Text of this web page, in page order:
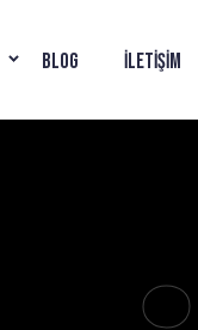
BLOG İLETIŞIM